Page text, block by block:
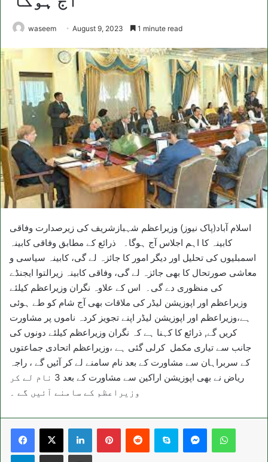
waseem August 9, 2023 1 minute read
اسلام آباد(پاک نیوز) وزیراعظم شہبازشریف کی زیرصدارت وفاقی
کابینہ کا اہم اجلاس آج ہوگا۔ ذرائع کے مطابق وفاقی کابینہ
اسمبلیوں کی تحلیل اور دیگر امور کا جائزہ لے گی، کابینہ سیاسی و
معاشی صورتحال کا بھی جائزہ لے گی، وفاقی کابینہ زیرالتوا ایجنڈے
کی منظوری دے گی۔ اس کے علاوہ نگران وزیراعظم کیلئے
وزیراعظم اور اپوزیشن لیڈر کی ملاقات بھی آج شام کو طے ہوئی
ہے،وزیراعظم اور اپوزیشن لیڈر اپنے تجویز کردہ ناموں پر مشاورت
کریں گے, ذرائع کا کہنا ہے کہ نگران وزیراعظم کیلئے دونوں کی
جانب سے تیاری مکمل کرلی گئی ہے ،وزیراعظم اتحادی جماعتوں
کے سربراہان سے مشاورت کے بعد نام سامنے لے کر آئیں گے ، راجہ
ریاض نے بھی اپوزیشن اراکین سے مشاورت کے بعد 3 نام لے کر
وزیراعظم کے سامنے آئیں گے ۔
LinkedInPinterestReddit Skype Messenger
TelegramShare via Email Print